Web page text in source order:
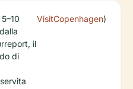
il
di
VisitCopenhagen)